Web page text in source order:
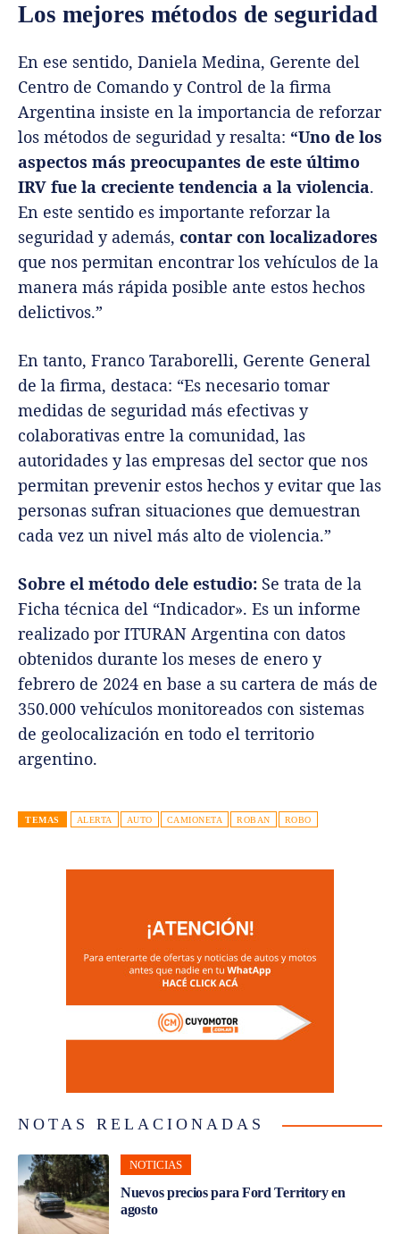
Los mejores métodos de seguridad
En ese sentido, Daniela Medina, Gerente del
Centro de Comando y Control de la firma
Argentina insiste en la importancia de reforzar
los métodos de seguridad y resalta: “Uno de los
aspectos más preocupantes de este último
IRV fue la creciente tendencia a la violencia.
En este sentido es importante reforzar la
seguridad y además, contar con localizadores
que nos permitan encontrar los vehículos de la
manera más rápida posible ante estos hechos
delictivos.”
En tanto, Franco Taraborelli, Gerente General
de la firma, destaca: “Es necesario tomar
medidas de seguridad más efectivas y
colaborativas entre la comunidad, las
autoridades y las empresas del sector que nos
permitan prevenir estos hechos y evitar que las
personas sufran situaciones que demuestran
cada vez un nivel más alto de violencia.”
Sobre el método dele estudio: Se trata de la
Ficha técnica del “Indicador». Es un informe
realizado por ITURAN Argentina con datos
obtenidos durante los meses de enero y
febrero de 2024 en base a su cartera de más de
350.000 vehículos monitoreados con sistemas
de geolocalización en todo el territorio
argentino.
TEMAS ALERTA AUTO CAMIONETA ROBAN ROBO
NOTAS RELACIONADAS
NOTICIAS
Nuevos precios para Ford Territory en
agosto